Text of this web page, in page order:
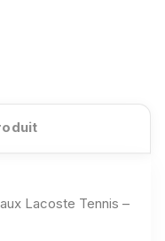
Lacoste Tennis –